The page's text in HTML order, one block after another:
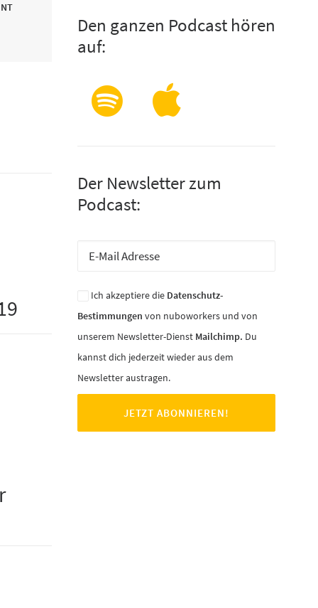
Den ganzen Podcast hören
auf:
Der Newsletter zum
Podcast:
Ich akzeptiere die Datenschutz-
Bestimmungen von nuboworkers und von
unserem Newsletter-Dienst Mailchimp. Du
kannst dich jederzeit wieder aus dem
Newsletter austragen.